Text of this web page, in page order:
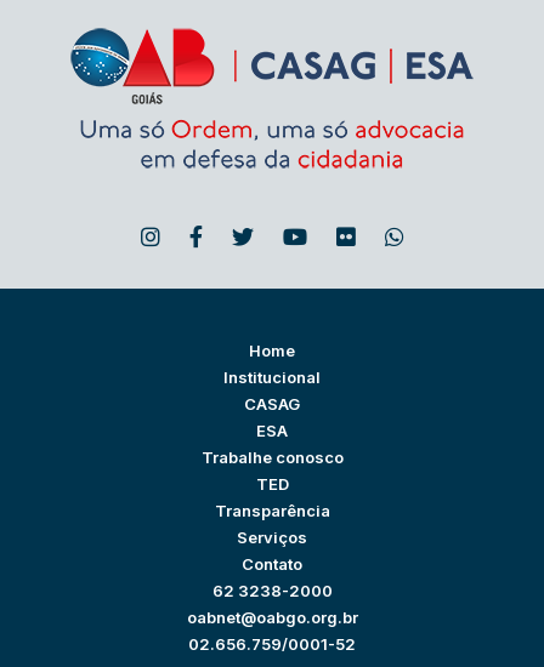
Home
Institucional
CASAG
ESA
Trabalhe conosco
TED
Transparência
Serviços
Contato
62 3238-2000
oabnet@oabgo.org.br
02.656.759/0001-52